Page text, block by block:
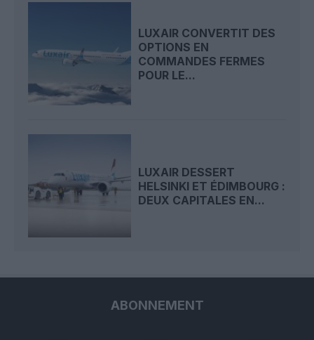
LUXAIR CONVERTIT DES
OPTIONS EN
COMMANDES FERMES
POUR LE...
LUXAIR DESSERT
HELSINKI ET ÉDIMBOURG :
DEUX CAPITALES EN...
ABONNEMENT